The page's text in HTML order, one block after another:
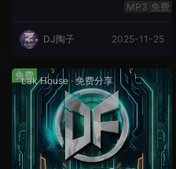
免费
DJ陶子 2025-11-25
Lak House · 免费分享
免费